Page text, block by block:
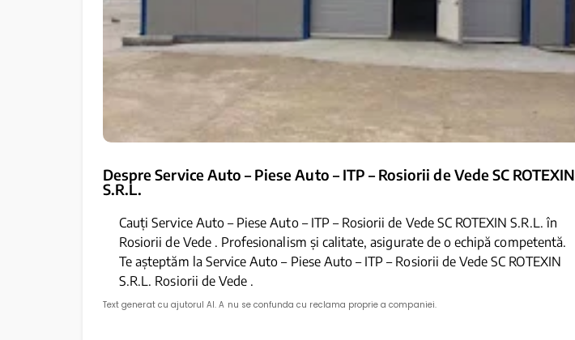
Despre Service Auto – Piese Auto – ITP – Rosiorii de Vede SC ROTEXIN
S.R.L.
Cauți Service Auto – Piese Auto – ITP – Rosiorii de Vede SC ROTEXIN S.R.L. în
Rosiorii de Vede . Profesionalism și calitate, asigurate de o echipă competentă.
Te așteptăm la Service Auto – Piese Auto – ITP – Rosiorii de Vede SC ROTEXIN
S.R.L. Rosiorii de Vede .
Text generat cu ajutorul AI. A nu se confunda cu reclama proprie a companiei.